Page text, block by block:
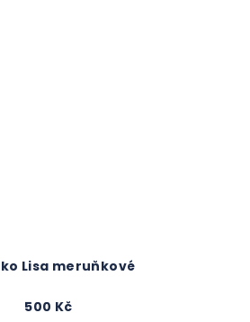
Lisa meruňkové
500 Kč